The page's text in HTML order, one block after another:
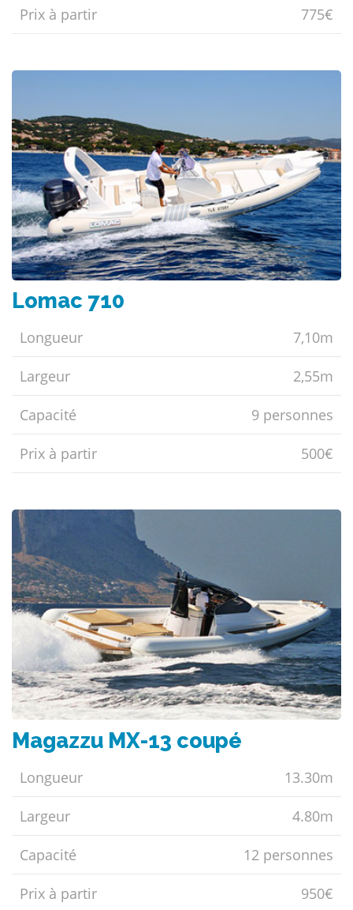
Prix ​​à partir 775€
Lomac 710
Longueur 7,10m
Largeur 2,55m
Capacité 9 personnes
Prix ​​à partir 500€
Magazzu MX-13 coupé
Longueur 13.30m
Largeur 4.80m
Capacité 12 personnes
Prix ​​à partir 950€